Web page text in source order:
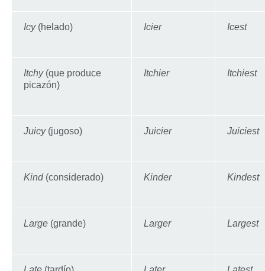
Icy (helado) Icier Icest
Itchy (que produce
picazón)
Itchier Itchiest
Juicy (jugoso) Juicier Juiciest
Kind (considerado) Kinder Kindest
Large (grande) Larger Largest